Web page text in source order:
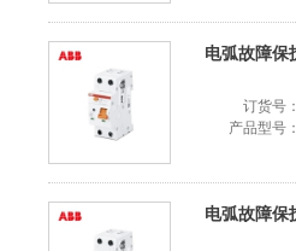
电弧故障保
订货号
产品型号
电弧故障保